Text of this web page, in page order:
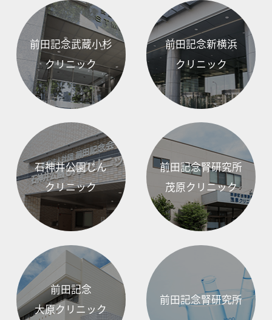
前田記念武蔵小杉
クリニック
前田記念新横浜
クリニック
石神井公園じん
クリニック
前田記念腎研究所
茂原クリニック
前田記念
大原クリニック
前田記念腎研究所